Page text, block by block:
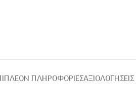
ΠΛΗΡΟΦΟΡΊΕΣ